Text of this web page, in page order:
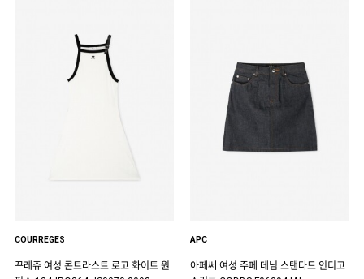
COURREGES
꾸레쥬 여성 콘트라스트 로고 화이트 원
APC
아페쎄 여성 주페 데님 스탠다드 인디고